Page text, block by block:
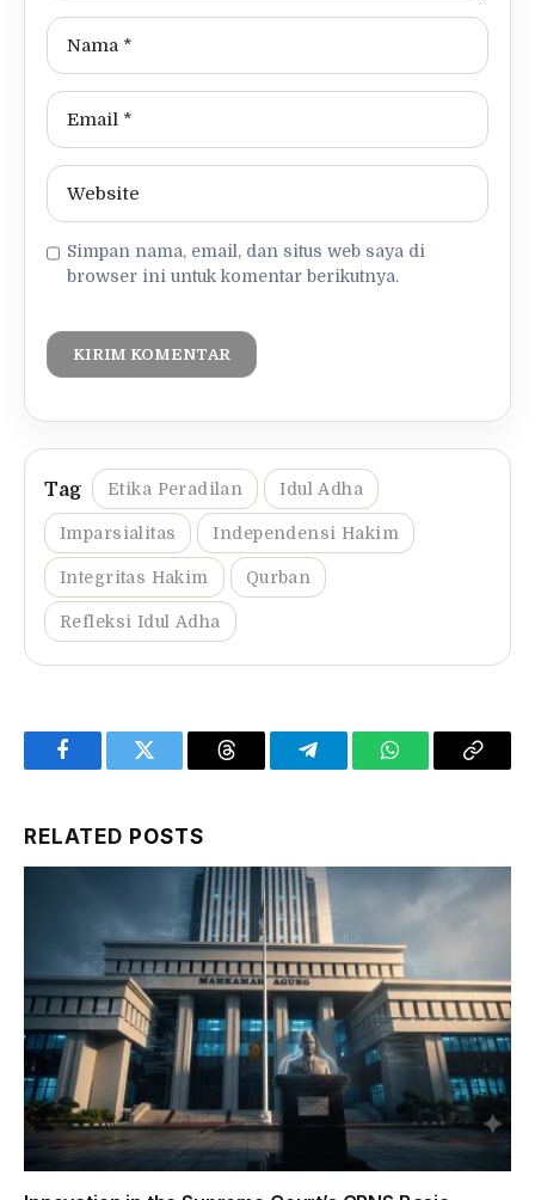
Simpan nama, email, dan situs web saya di
browser ini untuk komentar berikutnya.
Etika Peradilan Idul Adha
Imparsialitas Independensi Hakim
Integritas Hakim Qurban
Refleksi Idul Adha
FacebookTwitter Threads TelegramWhatsAppCopy
RELATED POSTS